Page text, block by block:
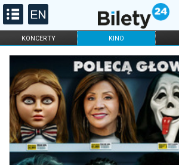
KONCERTY KINO
FILHARMONIA OPERA I BALET
DLA DZIECI
ONLINE